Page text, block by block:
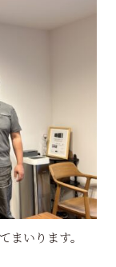
まいります。